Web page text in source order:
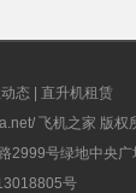
态
直升机租赁
飞机之家 版权
2999号绿地中央
号